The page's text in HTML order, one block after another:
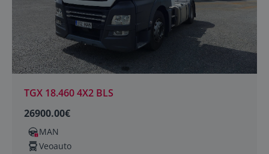
TGX 18.460 4X2 BLS
26900.00€
MAN
Veoauto